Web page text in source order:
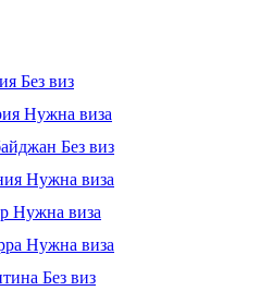
Без виз
Нужна виза
Без виз
Нужна виза
Нужна виза
Нужна виза
Без виз